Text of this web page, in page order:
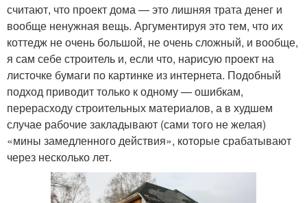
считают, что проект дома — это лишняя трата денег и
вообще ненужная вещь. Аргументируя это тем, что их
коттедж не очень большой, не очень сложный, и вообще,
я сам себе строитель и, если что, нарисую проект на
листочке бумаги по картинке из интернета. Подобный
подход приводит только к одному — ошибкам,
перерасходу строительных материалов, а в худшем
случае рабочие закладывают (сами того не желая)
«мины замедленного действия», которые срабатывают
через несколько лет.